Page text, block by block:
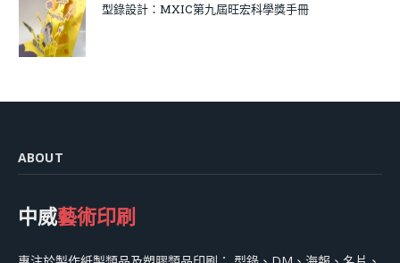
型錄設計：MXIC第九屆旺宏科學獎手冊
ABOUT
中威藝術印刷